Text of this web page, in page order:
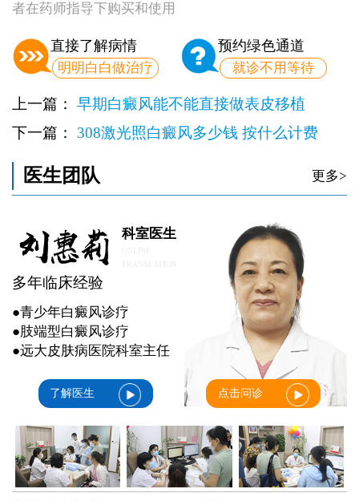
者在药师指导下购买和使用
直接了解病情
明明白白做治疗
预约绿色通道
就诊不用等待
上一篇： 早期白癜风能不能直接做表皮移植
下一篇： 308激光照白癜风多少钱 按什么计费
医生团队 更多>
科室医生
多年临床经验
●青少年白癜风诊疗
●肢端型白癜风诊疗
●远大皮肤病医院科室主任
了解医生 点击问诊